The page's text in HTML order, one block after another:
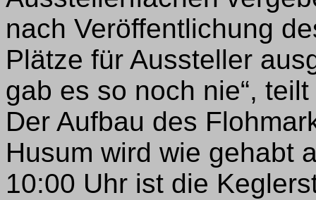
nach Veröffentlichung
Plätze für Aussteller
gab es so noch nie“,
Der Aufbau des
Husum wird wie gehabt
10:00 Uhr ist die